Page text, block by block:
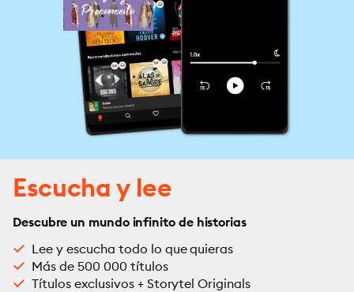
Escucha y lee
Descubre un mundo infinito de historias
Lee y escucha todo lo que quieras
Más de 500 000 títulos
Títulos exclusivos + Storytel Originals